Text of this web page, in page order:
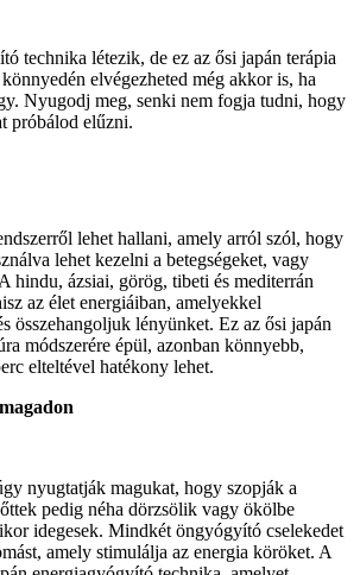
technika létezik, de ez az ősi japán terápia
elvégezheted még akkor is, ha
Nyugodj meg, senki nem fogja tudni, hogy
próbálod elűzni.
lehet hallani, amely arról szól, hogy
lehet kezelni a betegségeket, vagy
hindu, ázsiai, görög, tibeti és mediterrán
az élet energiáiban, amelyekkel
összehangoljuk lényünket. Ez az ősi japán
módszerére épül, azonban könnyebb,
elteltével hatékony lehet.
nyugtatják magukat, hogy szopják a
pedig néha dörzsölik vagy ökölbe
idegesek. Mindkét öngyógyító cselekedet
amely stimulálja az energia köröket. A